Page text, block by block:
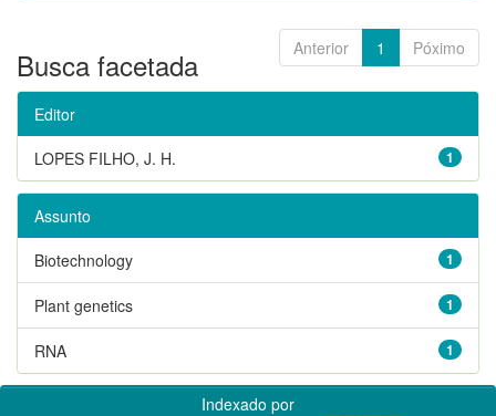
Anterior 1 Póximo
Busca facetada
Editor
1
LOPES FILHO, J. H.
Assunto
1
Biotechnology
1
Plant genetics
1
RNA
Indexado por